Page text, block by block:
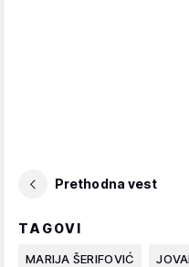
Prethodna vest
TAGOVI
MARIJA ŠERIFOVIĆ